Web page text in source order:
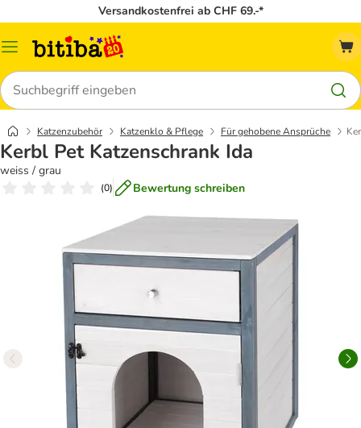
Versandkostenfrei ab CHF 69.-*
Menü
Suchen
Katzenzubehör Katzenklo & Pflege Für gehobene Ansprüche
Kerbl Pet Katzenschrank Ida
weiss / grau
(0) Bewertung schreiben